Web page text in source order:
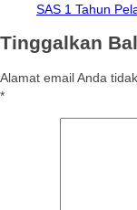
SAS 1 Tahun
Tinggalkan
Alamat email Anda
*